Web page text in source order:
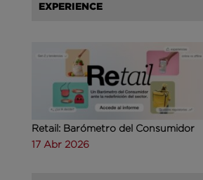
EXPERIENCE
Retail: Barómetro del Consumidor
17 Abr 2026